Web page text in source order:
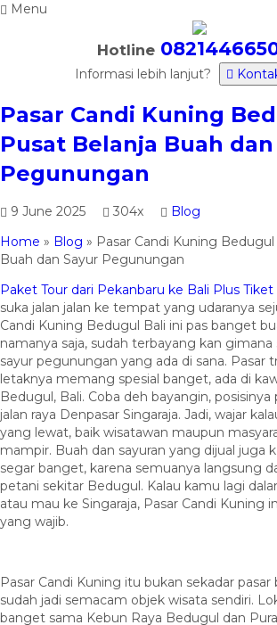
Menu
Hotline
Informasi lebih lanjut?
Pasar Candi Kuning
Pusat Belanja Buah dan
Pegunungan
9 June 2025 304x
Blog
Home » Blog » Pasar Candi Kuning
Buah dan Sayur Pegunungan
Paket Tour dari Pekanbaru ke Bali Plus
suka jalan jalan ke tempat yang udaranya
Candi Kuning Bedugul Bali ini pas banget
namanya saja, sudah terbayang kan
sayur pegunungan yang ada di sana. Pasar
letaknya memang spesial banget, ada di
Bedugul, Bali. Coba deh bayangin, posisinya
jalan raya Denpasar Singaraja. Jadi, wajar
yang lewat, baik wisatawan maupun
mampir. Buah dan sayuran yang dijual juga
segar banget, karena semuanya langsung
petani sekitar Bedugul. Kalau kamu lagi
atau mau ke Singaraja, Pasar Candi Kuning
yang wajib.
Pasar Candi Kuning itu bukan sekadar pasar
sudah jadi semacam objek wisata sendiri.
banget sama Kebun Raya Bedugul dan